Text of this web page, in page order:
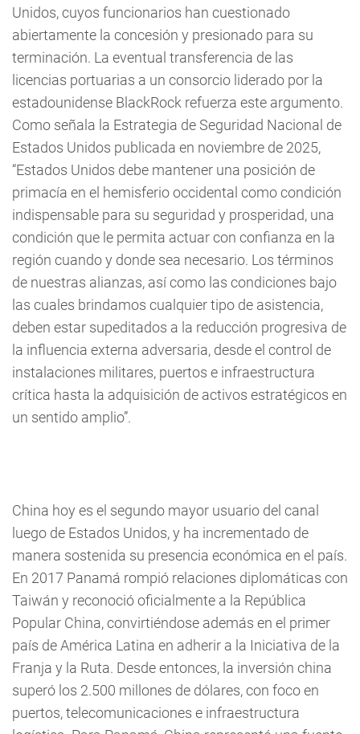
Unidos, cuyos funcionarios han cuestionado
abiertamente la concesión y presionado para su
terminación. La eventual transferencia de las
licencias portuarias a un consorcio liderado por la
estadounidense BlackRock refuerza este argumento.
Como señala la Estrategia de Seguridad Nacional de
Estados Unidos publicada en noviembre de 2025,
“Estados Unidos debe mantener una posición de
primacía en el hemisferio occidental como condición
indispensable para su seguridad y prosperidad, una
condición que le permita actuar con confianza en la
región cuando y donde sea necesario. Los términos
de nuestras alianzas, así como las condiciones bajo
las cuales brindamos cualquier tipo de asistencia,
deben estar supeditados a la reducción progresiva de
la influencia externa adversaria, desde el control de
instalaciones militares, puertos e infraestructura
crítica hasta la adquisición de activos estratégicos en
un sentido amplio”.
China hoy es el segundo mayor usuario del canal
luego de Estados Unidos, y ha incrementado de
manera sostenida su presencia económica en el país.
En 2017 Panamá rompió relaciones diplomáticas con
Taiwán y reconoció oficialmente a la República
Popular China, convirtiéndose además en el primer
país de América Latina en adherir a la Iniciativa de la
Franja y la Ruta. Desde entonces, la inversión china
superó los 2.500 millones de dólares, con foco en
puertos, telecomunicaciones e infraestructura